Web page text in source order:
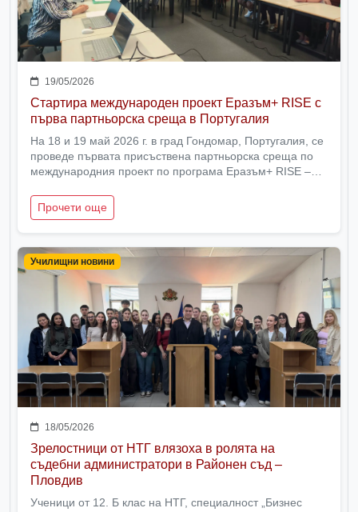
19/05/2026
Стартира международен проект Еразъм+ RISE с
първа партньорска среща в Португалия
На 18 и 19 май 2026 г. в град Гондомар, Португалия, се
проведе първата присъствена партньорска среща по
международния проект по програма Еразъм+ RISE –
себеутвърждаване.
Прочети още
Училищни новини
18/05/2026
Зрелостници от НТГ влязоха в ролята на
съдебни администратори в Районен съд –
Пловдив
Ученици от 12. Б клас на НТГ, специалност „Бизнес